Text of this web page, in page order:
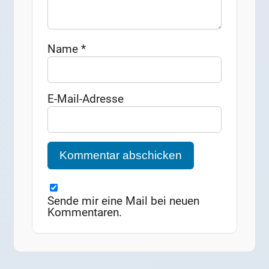
Name*
E-Mail-Adresse
Sende mir eine Mail bei neuen
Kommentaren.